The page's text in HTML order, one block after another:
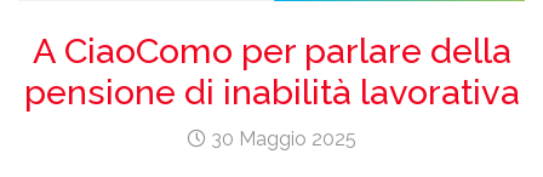
A CiaoComo per parlare della
pensione di inabilità lavorativa
30 Maggio 2025